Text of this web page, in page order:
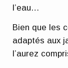
l’eau…
Bien que les
adaptés aux
l’aurez